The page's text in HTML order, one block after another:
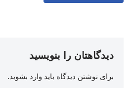
دیدگاهتان را بنویسید
برای نوشتن دیدگاه باید وارد بشوید.